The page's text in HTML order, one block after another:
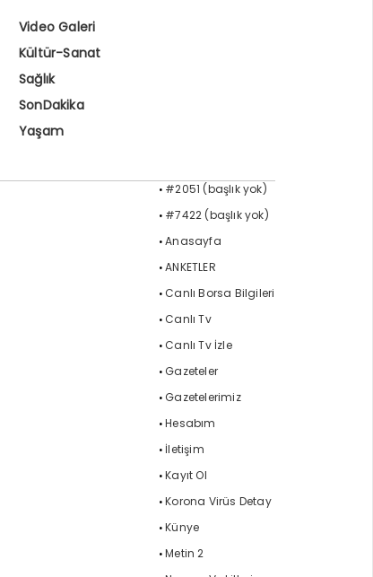
Video Galeri
Kültür-Sanat
Sağlık
SonDakika
Yaşam
#2051 (başlık yok)
#7422 (başlık yok)
Anasayfa
ANKETLER
Canlı Borsa Bilgileri
Canlı Tv
Canlı Tv İzle
Gazeteler
Gazetelerimiz
Hesabım
İletişim
Kayıt Ol
Korona Virüs Detay
Künye
Metin 2